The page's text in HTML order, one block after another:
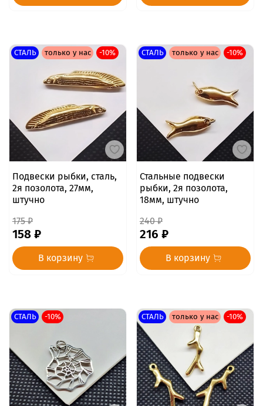
СТАЛЬ только у нас -10%
Подвески рыбки, сталь,
2я позолота, 27мм,
штучно
175 ₽
158 ₽
В корзину
СТАЛЬ только у нас -10%
Стальные подвески
рыбки, 2я позолота,
18мм, штучно
240 ₽
216 ₽
В корзину
СТАЛЬ -10% СТАЛЬ только у нас -10%